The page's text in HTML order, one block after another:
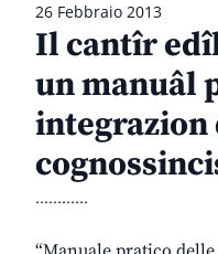
26 Febbraio 2013
Il cantîr
un manuâl
integrazion
............